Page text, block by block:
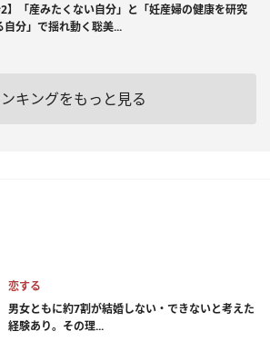
】「産みたくない自分」と「妊産婦の健康を研究
自分」で揺れ動く聡美...
キングをもっと見る
恋する
男女ともに約7割が結婚しない・できないと考えた
経験あり。その理...